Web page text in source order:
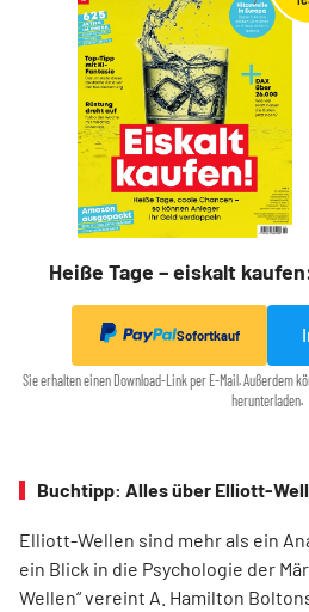
Heiße Tage – eiskalt
Sofortkauf
Sie erhalten einen Download-Link per E-Mail. Außerdem
herunterladen.
Buchtipp: Alles über Elliott-
Elliott-Wellen sind mehr als ein
ein Blick in die Psychologie der
Wellen“ vereint A. Hamilton